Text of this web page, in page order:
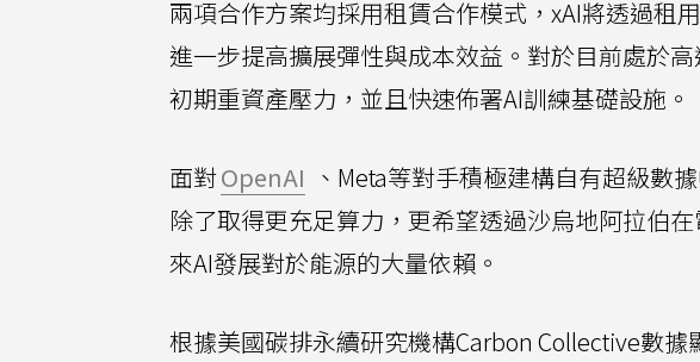
兩項合作方案均採用租賃合作模式，xAI將透過租
進一步提高擴展彈性與成本效益。對於目前處於
初期重資產壓力，並且快速佈署AI訓練基礎設施。
面對OpenAI 、Meta等對手積極建構自有超級數
除了取得更充足算力，更希望透過沙烏地阿拉伯
來AI發展對於能源的大量依賴。
根據美國碳排永續研究機構Carbon Collective數